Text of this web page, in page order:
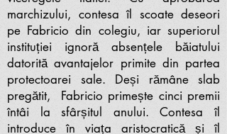
marchizului, contesa îl scoate deseori
pe Fabricio din colegiu, iar superiorul
instituției ignoră absențele băiatului
datorită avantajelor primite din partea
protectoarei sale. Deși rămâne slab
pregătit, Fabricio primește cinci premii
întâi la sfârșitul anului. Contesa îl
introduce în viața aristocratică și îl